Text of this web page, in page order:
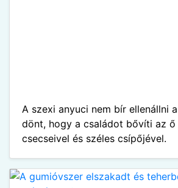
A szexi anyuci nem bír ellenállni
dönt, hogy a családot bővíti az ő
csecseivel és széles csípőjével.